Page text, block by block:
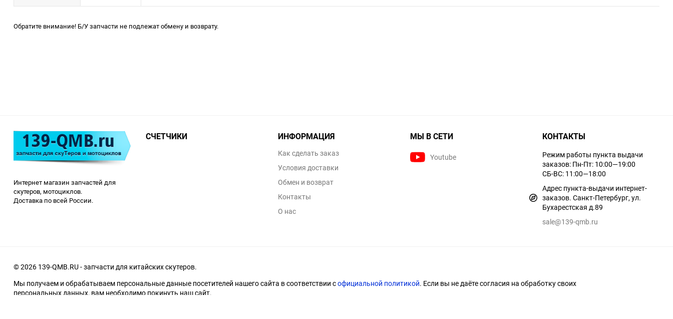
Обратите внимание! Б/У запчасти не подлежат обмену и возврату.
Интернет магазин запчастей для
скутеров, мотоциклов.
Доставка по всей России.
СЧЕТЧИКИ ИНФОРМАЦИЯ
Как сделать заказ
Условия доставки
Обмен и возврат
Контакты
О нас
МЫ В СЕТИ
Youtube
КОНТАКТЫ
Режим работы пункта выдачи
заказов: Пн-Пт: 10:00—19:00
СБ-ВС: 11:00—18:00
Адрес пункта-выдачи интернет-
заказов. Санкт-Петербург, ул.
Бухарестская д.89
sale@139-qmb.ru
© 2026 139-QMB.RU - запчасти для китайских скутеров.
Мы получаем и обрабатываем персональные данные посетителей нашего сайта в соответствии софициальной политикой. Если вы не даёте согласия на обработку своих
персональных данных, вам необходимо покинуть наш сайт.